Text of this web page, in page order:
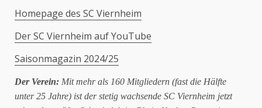
Homepage des SC Viernheim
Der SC Viernheim auf YouTube
Saisonmagazin 2024/25
Der Verein: Mit mehr als 160 Mitgliedern (fast die Hälfte
unter 25 Jahre) ist der stetig wachsende SC Viernheim jetzt